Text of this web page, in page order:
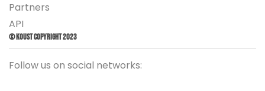
Partners
API
© Koust Copyright 2023
Follow us on social networks: